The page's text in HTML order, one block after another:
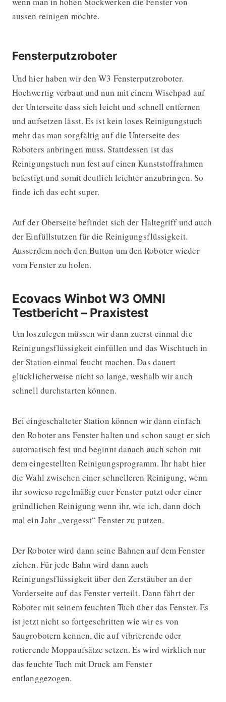
aussen reinigen möchte.
Fensterputzroboter
Und hier haben wir den W3 Fensterputzroboter.
Hochwertig verbaut und nun mit einem Wischpad auf
der Unterseite dass sich leicht und schnell entfernen
und aufsetzen lässt. Es ist kein loses Reinigungstuch
mehr das man sorgfältig auf die Unterseite des
Roboters anbringen muss. Stattdessen ist das
Reinigungstuch nun fest auf einen Kunststoffrahmen
befestigt und somit deutlich leichter anzubringen. So
finde ich das echt super.
Auf der Oberseite befindet sich der Haltegriff und auch
der Einfüllstutzen für die Reinigungsflüssigkeit.
Ausserdem noch den Button um den Roboter wieder
vom Fenster zu holen.
Ecovacs Winbot W3 OMNI
Testbericht – Praxistest
Um loszulegen müssen wir dann zuerst einmal die
Reinigungsflüssigkeit einfüllen und das Wischtuch in
der Station einmal feucht machen. Das dauert
glücklicherweise nicht so lange, weshalb wir auch
schnell durchstarten können.
Bei eingeschalteter Station können wir dann einfach
den Roboter ans Fenster halten und schon saugt er sich
automatisch fest und beginnt danach auch schon mit
dem eingestellten Reinigungsprogramm. Ihr habt hier
die Wahl zwischen einer schnelleren Reinigung, wenn
ihr sowieso regelmäßig euer Fenster putzt oder einer
gründlichen Reinigung wenn ihr, wie ich, dann doch
mal ein Jahr „vergesst“ Fenster zu putzen.
Der Roboter wird dann seine Bahnen auf dem Fenster
ziehen. Für jede Bahn wird dann auch
Reinigungsflüssigkeit über den Zerstäuber an der
Vorderseite auf das Fenster verteilt. Dann fährt der
Roboter mit seinem feuchten Tuch über das Fenster. Es
ist jetzt nicht so fortgeschritten wie wir es von
Saugrobotern kennen, die auf vibrierende oder
rotierende Moppaufsätze setzen. Es wird wirklich nur
das feuchte Tuch mit Druck am Fenster
entlanggezogen.